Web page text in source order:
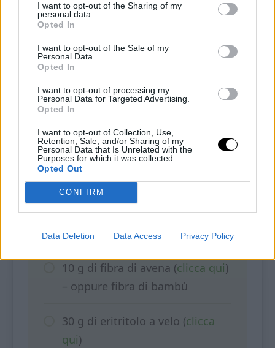
I want to opt-out of the Sharing of my
personal data.
Opted In
I want to opt-out of the Sale of my
Personal Data.
Opted In
I want to opt-out of processing my
Personal Data for Targeted Advertising.
Opted In
I want to opt-out of Collection, Use,
Retention, Sale, and/or Sharing of my
Personal Data that Is Unrelated with the
Purposes for which it was collected.
Opted Out
CONFIRM
Data Deletion Data Access Privacy Policy
4
30
15 minutes
35
Gli ingredienti elencati non possono essere
sostituiti con altri.
Le eventuali sostituzioni sono indicate nella ricetta.
Ingredienti
Per i biscotti
100 g di farina di mandorle
(clicca qui )
10 g di fibra di avena (clicca qui)
– oppure fibra di bambù
30 g di eritritolo a velo (clicca
qui)